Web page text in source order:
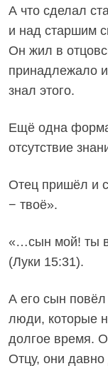
А что сделал
и над старшим
Он жил в
принадлежало
знал этого.
Ещё одна форма
отсутствие
Отец пришёл и
− твоё».
«…сын мой! ты
(Луки 15:31).
А его сын повёл
люди, которые
долгое время.
Отцу, они